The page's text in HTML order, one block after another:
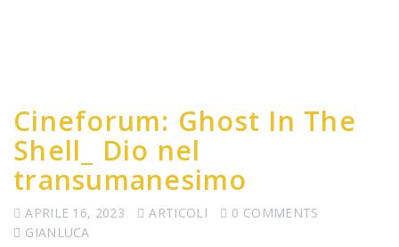
Cineforum: Ghost In The
Shell_ Dio nel
transumanesimo
APRILE 16, 2023 ARTICOLI
0 COMMENTS
GIANLUCA